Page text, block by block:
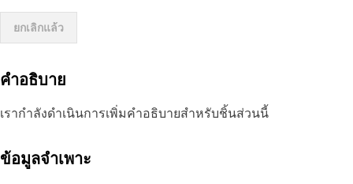
ยกเลิกแล้ว
คำอธิบาย
เรากำลังดำเนินการเพิ่มคำอธิบายสำหรับชิ้นส่วนนี้
ข้อมูลจำเพาะ